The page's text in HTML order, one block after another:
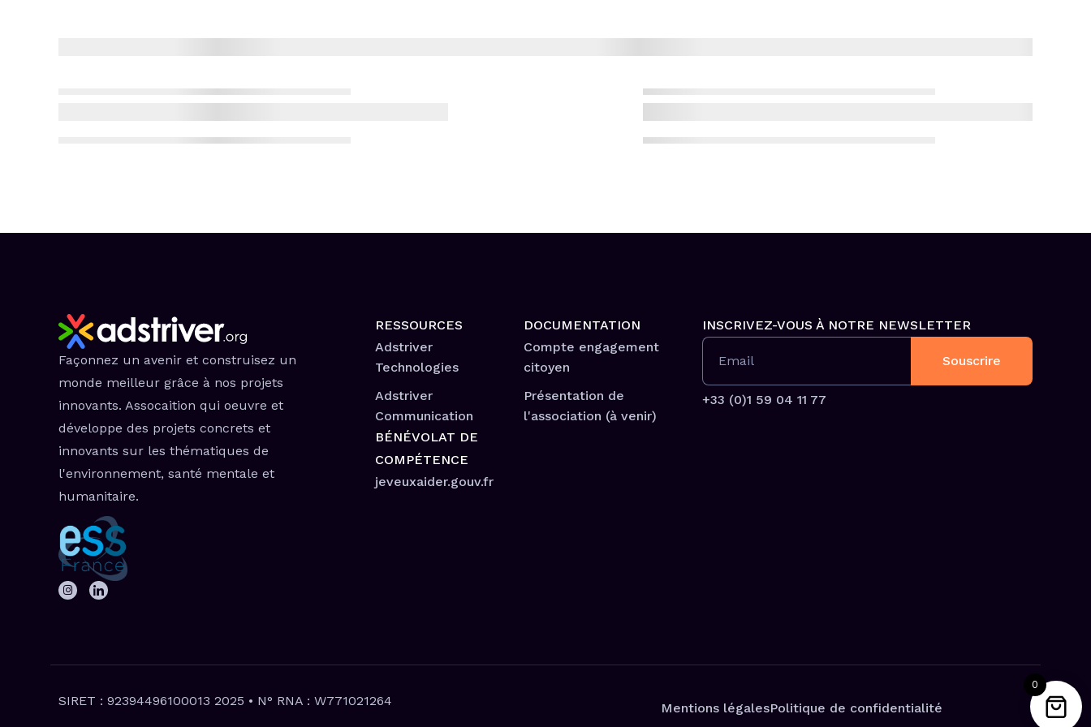
Façonnez un avenir et construisez un
monde meilleur grâce à nos projets
innovants. Assocaition qui oeuvre et
développe des projets concrets et
innovants sur les thématiques de
l'environnement, santé mentale et
humanitaire.
RESSOURCES
Adstriver
Technologies
Adstriver
Communication
BÉNÉVOLAT DE
COMPÉTENCE
jeveuxaider.gouv.fr
DOCUMENTATION
Compte engagement
citoyen
Présentation de
l'association (à venir)
INSCRIVEZ-VOUS À NOTRE NEWSLETTER
Email
+33 (0)1 59 04 11 77
SIRET : 92394496100013 2025 • N° RNA : W771021264 Mentions légalesPolitique de confidentialité
0